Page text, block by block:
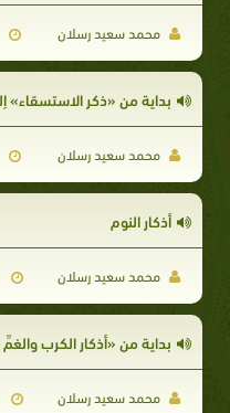
محمد سعيد رسلان
بداية من «ذكر الاستسقاء»
محمد سعيد رسلان
أذكار النوم
محمد سعيد رسلان
بداية من «أذكار الكرب
محمد سعيد رسلان